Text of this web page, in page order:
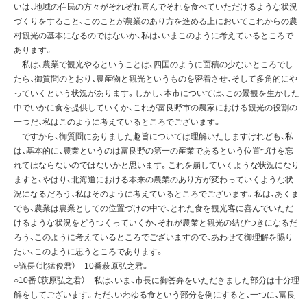
いは、地域の住民の方々がそれぞれ喜んでそれを食べていただけるような状況
づくりをすること、このことが農業のあり方を進める上においてこれからの農
村観光の基本になるのではないか、私は、いまこのように考えているところで
あります。
私は、農業で観光やるということは、四国のように面積の少ないところでし
たら、御質問のとおり、農産物と観光というものを密着させ、そして多角的にや
っていくという状況があります。しかし、本市については、この景観を生かした
中でいかに食を提供していくか、これが富良野市の農家における観光の役割の
一つだ、私はこのように考えているところでございます。
ですから、御質問にありました趣旨については理解いたしますけれども、私
は、基本的に、農業というのは富良野の第一の産業であるという位置づけを忘
れてはならないのではないかと思います。これを崩していくような状況になり
ますと、やはり、北海道における本来の農業のあり方が変わっていくような状
況になるだろう、私はそのように考えているところでございます。私は、あくま
でも、農業は農業としての位置づけの中で、とれた食を観光客に喜んでいただ
けるような状況をどうつくっていくか、それが農業と観光の結びつきになるだ
ろう、このように考えているところでございますので、あわせて御理解を賜り
たい、このように思うところであります。
○議長（北猛俊君） 10番萩原弘之君。
○10番（萩原弘之君） 私は、いま、市長に御答弁をいただきました部分は十分理
解をしてございます。ただ、いわゆる食という部分を例にすると、一つに、富良